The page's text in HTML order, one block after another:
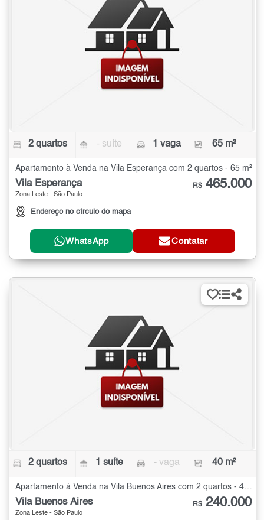
2 quartos - suíte 1 vaga 65 m²
Apartamento à Venda na Vila Esperança com 2 quartos - 65 m²
Vila Esperança
Zona Leste - São Paulo
Endereço no círculo do mapa
R$ 465.000
WhatsApp Contatar
2 quartos 1 suíte - vaga 40 m²
Apartamento à Venda na Vila Buenos Aires com 2 quartos - 40 m²
Vila Buenos Aires
Zona Leste - São Paulo
R$ 240.000